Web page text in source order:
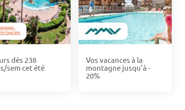
dès 238
sem cet été
Vos vacances à la
montagne jusqu'à -
20%